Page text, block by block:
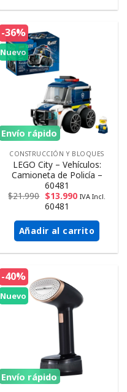
-36%
Nuevo
Envío rápido
CONSTRUCCIÓN Y BLOQUES
LEGO City – Vehículos:
Camioneta de Policía –
60481
$21.990 $13.990 IVA Incl.
60481
Añadir al carrito
-40%
Nuevo
Envío rápido